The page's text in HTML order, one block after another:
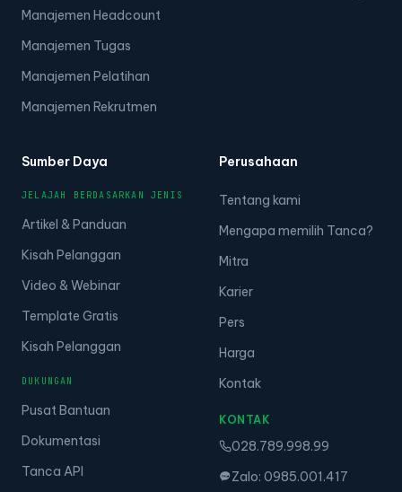
Manajemen Headcount
Manajemen Tugas
Manajemen Pelatihan
Manajemen Rekrutmen
Sumber Daya
JELAJAH BERDASARKAN JENIS
Artikel & Panduan
Kisah Pelanggan
Video & Webinar
Template Gratis
Kisah Pelanggan
DUKUNGAN
Pusat Bantuan
Dokumentasi
Tanca API
Perusahaan
Tentang kami
Mengapa memilih Tanca?
Mitra
Karier
Pers
Harga
Kontak
KONTAK
028.789.998.99
Zalo: 0985.001.417